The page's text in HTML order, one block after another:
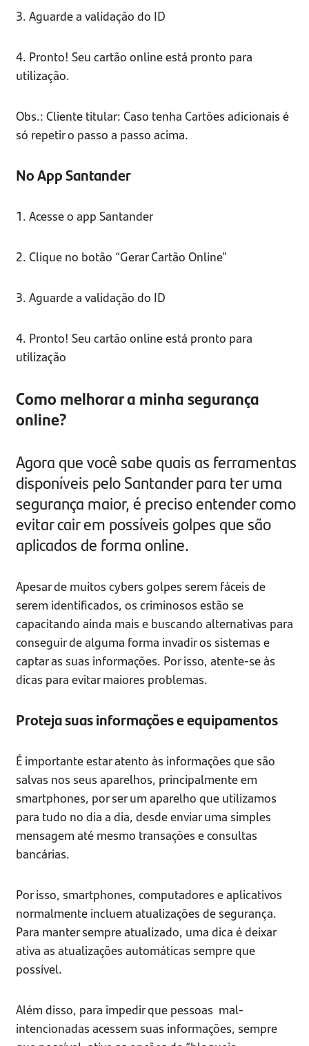
3. Aguarde a validação do ID
4. Pronto! Seu cartão online está pronto para
utilização.
Obs.: Cliente titular: Caso tenha Cartões adicionais é
só repetir o passo a passo acima.
No App Santander
1. Acesse o app Santander
2. Clique no botão “Gerar Cartão Online”
3. Aguarde a validação do ID
4. Pronto! Seu cartão online está pronto para
utilização
Como melhorar a minha segurança
online?
Agora que você sabe quais as ferramentas
disponíveis pelo Santander para ter uma
segurança maior, é preciso entender como
evitar cair em possíveis golpes que são
aplicados de forma online.
Apesar de muitos cybers golpes serem fáceis de
serem identificados, os criminosos estão se
capacitando ainda mais e buscando alternativas para
conseguir de alguma forma invadir os sistemas e
captar as suas informações. Por isso, atente-se às
dicas para evitar maiores problemas.
Proteja suas informações e equipamentos
É importante estar atento às informações que são
salvas nos seus aparelhos, principalmente em
smartphones, por ser um aparelho que utilizamos
para tudo no dia a dia, desde enviar uma simples
mensagem até mesmo transações e consultas
bancárias.
Por isso, smartphones, computadores e aplicativos
normalmente incluem atualizações de segurança.
Para manter sempre atualizado, uma dica é deixar
ativa as atualizações automáticas sempre que
possível.
Além disso, para impedir que pessoas mal-
intencionadas acessem suas informações, sempre